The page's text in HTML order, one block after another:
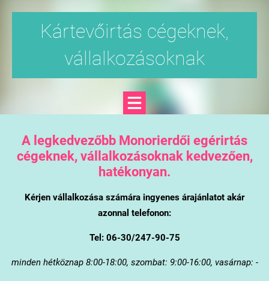
Kártevőirtás cégeknek,
vállalkozásoknak
A legkedvezőbb Monorierdői egérirtás
cégeknek, vállalkozásoknak kedvezően,
hatékonyan.
Kérjen vállalkozása számára ingyenes árajánlatot akár
azonnal telefonon:
Tel: 06-30/247-90-75
minden hétköznap 8:00-18:00, szombat: 9:00-16:00, vasárnap: -